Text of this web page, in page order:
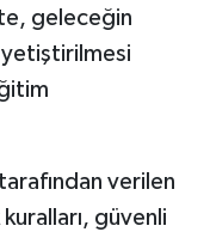
geleceğin
yetiştirilmesi
verilen
güvenli